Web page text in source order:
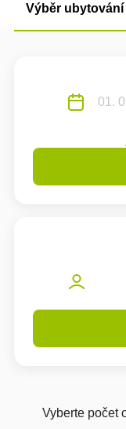
Výběr ubytování
Vyberte počet